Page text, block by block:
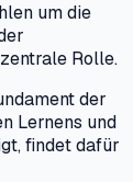
um die
Rolle.
der
Lernens und
findet dafür